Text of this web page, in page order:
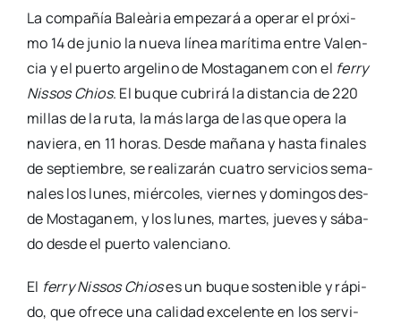
La com­pa­ñía Baleà­ria empe­za­rá a ope­rar el pró­xi­
mo 14 de junio la nue­va línea marí­ti­ma entre Valen­
cia y el puer­to arge­lino de Mos­ta­ga­nem con el ferry
Nis­sos Chios. El buque cubri­rá la dis­tan­cia de 220
millas de la ruta, la más lar­ga de las que ope­ra la
navie­ra, en 11 horas. Des­de maña­na y has­ta fina­les
de sep­tiem­bre, se rea­li­za­rán cua­tro ser­vi­cios sema­
na­les los lunes, miér­co­les, vier­nes y domin­gos des­
de Mos­ta­ga­nem, y los lunes, mar­tes, jue­ves y sába­
do des­de el puer­to valen­ciano.
El ferry Nis­sos Chioses un buque sos­te­ni­ble y rápi­
do, que ofre­ce una cali­dad exce­len­te en los ser­vi­